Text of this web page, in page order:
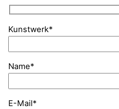
Kunstwerk*
Name*
E-Mail*